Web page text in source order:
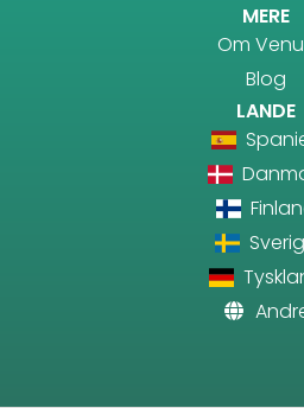
MERE
Om
Blog
LANDE